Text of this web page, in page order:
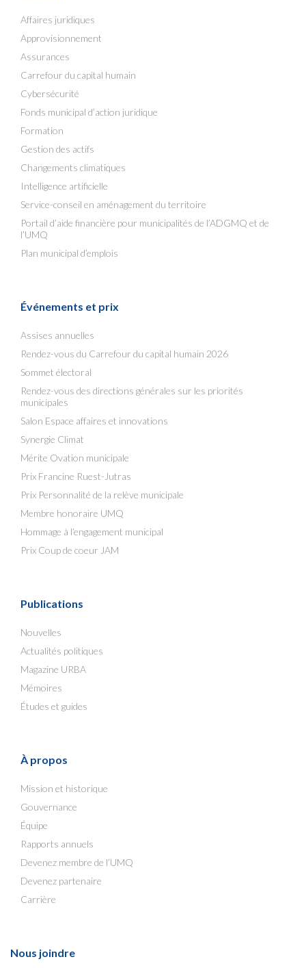
Affaires juridiques
Approvisionnement
Assurances
Carrefour du capital humain
Cybersécurité
Fonds municipal d’action juridique
Formation
Gestion des actifs
Changements climatiques
Intelligence artificielle
Service-conseil en aménagement du territoire
Portail d’aide financière pour municipalités de l’ADGMQ et de
l’UMQ
Plan municipal d’emplois
Événements et prix
Assises annuelles
Rendez-vous du Carrefour du capital humain 2026
Sommet électoral
Rendez-vous des directions générales sur les priorités
municipales
Salon Espace affaires et innovations
Synergie Climat
Mérite Ovation municipale
Prix Francine Ruest-Jutras
Prix Personnalité de la relève municipale
Membre honoraire UMQ
Hommage à l’engagement municipal
Prix Coup de coeur JAM
Publications
Nouvelles
Actualités politiques
Magazine URBA
Mémoires
Études et guides
À propos
Mission et historique
Gouvernance
Équipe
Rapports annuels
Devenez membre de l’UMQ
Devenez partenaire
Carrière
Nous joindre